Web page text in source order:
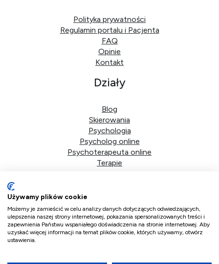
Polityka prywatności
Regulamin portalu i Pacjenta
FAQ
Opinie
Kontakt
Działy
Blog
Skierowania
Psychologia
Psycholog online
Psychoterapeuta online
Terapie
DoktorPlus sp. z o.o.
ul. Bolkowska 2d/41
Używamy plików cookie
Możemy je zamieścić w celu analizy danych dotyczących odwiedzających,
ulepszenia naszej strony internetowej, pokazania spersonalizowanych treści i
zapewnienia Państwu wspaniałego doświadczenia na stronie internetowej. Aby
uzyskać więcej informacji na temat plików cookie, których używamy, otwórz
ustawienia.